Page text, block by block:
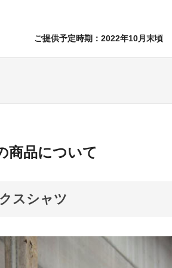
ご提供予定時期：2022年10月末頃
商品について
スシャツ